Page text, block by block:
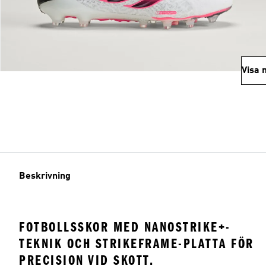
Visa
Beskrivning
FOTBOLLSSKOR MED NANOSTRIKE+-
TEKNIK OCH STRIKEFRAME-PLATTA FÖR
PRECISION VID SKOTT.